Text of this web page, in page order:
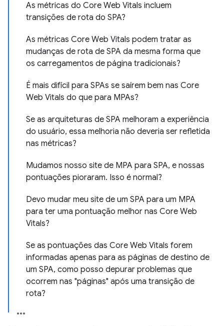
As métricas do Core Web Vitals incluem
transições de rota do SPA?
As métricas Core Web Vitals podem tratar as
mudanças de rota de SPA da mesma forma que
os carregamentos de página tradicionais?
É mais difícil para SPAs se saírem bem nas Core
Web Vitals do que para MPAs?
Se as arquiteturas de SPA melhoram a experiência
do usuário, essa melhoria não deveria ser refletida
nas métricas?
Mudamos nosso site de MPA para SPA, e nossas
pontuações pioraram. Isso é normal?
Devo mudar meu site de um SPA para um MPA
para ter uma pontuação melhor nas Core Web
Vitals?
Se as pontuações das Core Web Vitals forem
informadas apenas para as páginas de destino de
um SPA, como posso depurar problemas que
ocorrem nas "páginas" após uma transição de
rota?